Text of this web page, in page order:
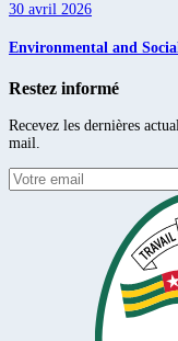
30 avril 2026
Environmental and
Restez informé
Recevez les dernières
mail.